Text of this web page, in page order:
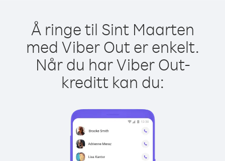
Å ringe til Sint Maarten
med Viber Out er enkelt.
Når du har Viber Out-
kreditt kan du: